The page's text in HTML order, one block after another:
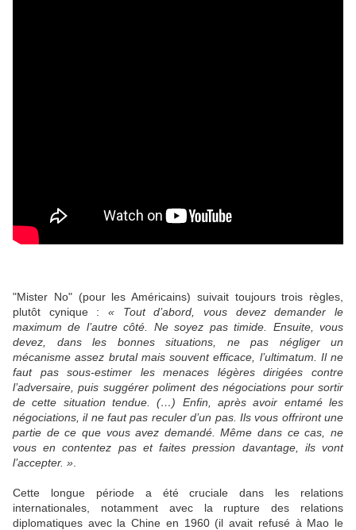
"Mister No" (pour les Américains) suivait toujours trois règles,
plutôt cynique : « Tout d’abord, vous devez demander le
maximum de l’autre côté. Ne soyez pas timide. Ensuite, vous
devez, dans les bonnes situations, ne pas négliger un
mécanisme assez brutal mais souvent efficace, l’ultimatum. Il ne
faut pas sous-estimer les menaces légères dirigées contre
l’adversaire, puis suggérer poliment des négociations pour sortir
de cette situation tendue. (…) Enfin, après avoir entamé les
négociations, il ne faut pas reculer d’un pas. Ils vous offriront une
partie de ce que vous avez demandé. Même dans ce cas, ne
vous en contentez pas et faites pression davantage, ils vont
l’accepter. »
Cette longue période a été cruciale dans les relations
internationales, notamment avec la rupture des relations
diplomatiques avec la Chine en 1960 (il avait refusé à Mao le